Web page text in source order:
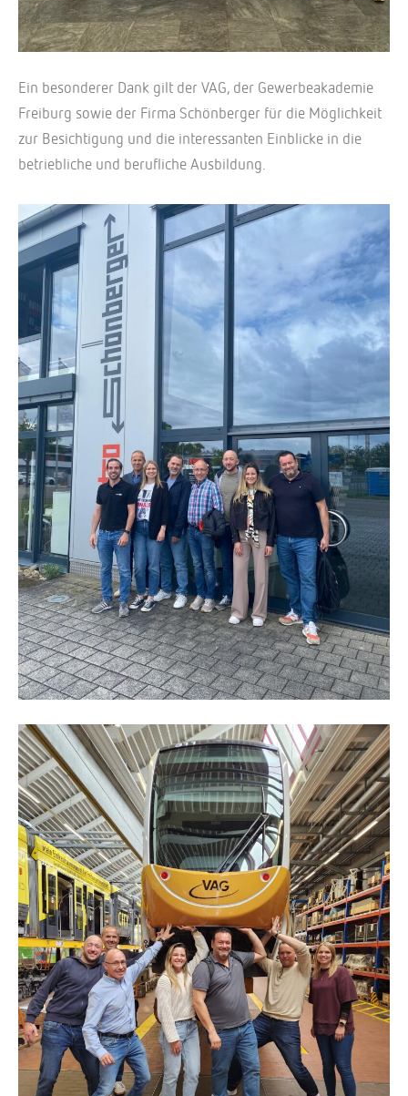
Ein besonderer Dank gilt der VAG, der Gewerbeakademie
Freiburg sowie der Firma Schönberger für die Möglichkeit
zur Besichtigung und die interessanten Einblicke in die
betriebliche und berufliche Ausbildung.